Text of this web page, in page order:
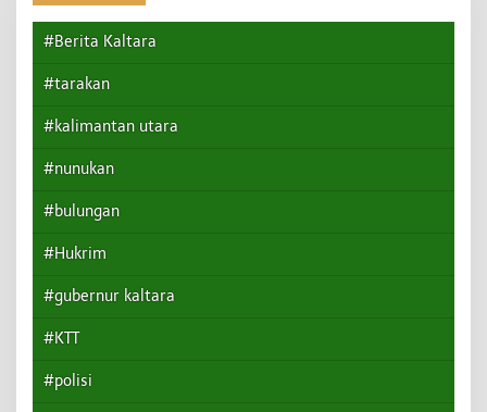
#Berita Kaltara
#tarakan
#kalimantan utara
#nunukan
#bulungan
#Hukrim
#gubernur kaltara
#KTT
#polisi